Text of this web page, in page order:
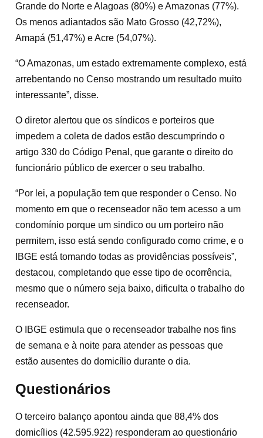
Grande do Norte e Alagoas (80%) e Amazonas (77%).
Os menos adiantados são Mato Grosso (42,72%),
Amapá (51,47%) e Acre (54,07%).
“O Amazonas, um estado extremamente complexo, está
arrebentando no Censo mostrando um resultado muito
interessante”, disse.
O diretor alertou que os síndicos e porteiros que
impedem a coleta de dados estão descumprindo o
artigo 330 do Código Penal, que garante o direito do
funcionário público de exercer o seu trabalho.
“Por lei, a população tem que responder o Censo. No
momento em que o recenseador não tem acesso a um
condomínio porque um sindico ou um porteiro não
permitem, isso está sendo configurado como crime, e o
IBGE está tomando todas as providências possíveis”,
destacou, completando que esse tipo de ocorrência,
mesmo que o número seja baixo, dificulta o trabalho do
recenseador.
O IBGE estimula que o recenseador trabalhe nos fins
de semana e à noite para atender as pessoas que
estão ausentes do domicílio durante o dia.
Questionários
O terceiro balanço apontou ainda que 88,4% dos
domicílios (42.595.922) responderam ao questionário